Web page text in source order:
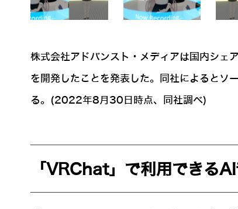
株式会社アドバンスト・メディアは国内シ
を開発したことを発表した。同社によると
る。(2022年8月30日時点、同社調べ)
「VRChat」で利用できる